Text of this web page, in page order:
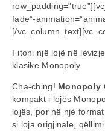
fade”-
[/
Fitoni një lojë në
klasike Monopoly.
Cha-ching! Monopoly
kompakt i lojës
lojës, por në një
si loja origjinale,